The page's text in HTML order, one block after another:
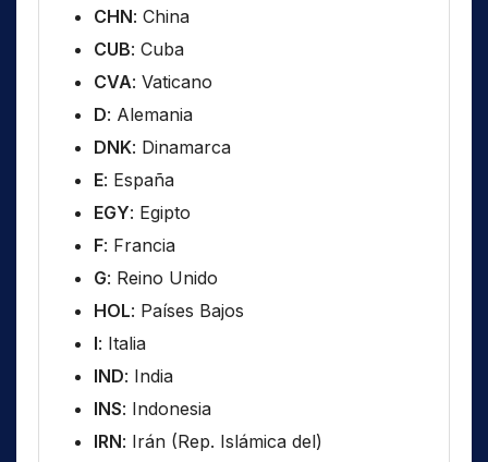
CHN: China
CUB: Cuba
CVA: Vaticano
D: Alemania
DNK: Dinamarca
E: España
EGY: Egipto
F: Francia
G: Reino Unido
HOL: Países Bajos
I: Italia
IND: India
INS: Indonesia
IRN: Irán (Rep. Islámica del)